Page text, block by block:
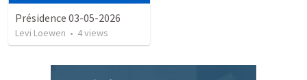
Présidence 03-05-2026
Levi Loewen • 4views